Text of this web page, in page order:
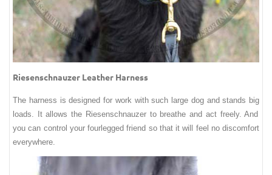
Riesenschnauzer Leather Harness
The harness is designed for work with such large dog andstands big
loads
It allows the Riesenschnauzer to breathe and act freely. And
you can control yourfourlegged friend so that it will feel no discomfort
everywhere